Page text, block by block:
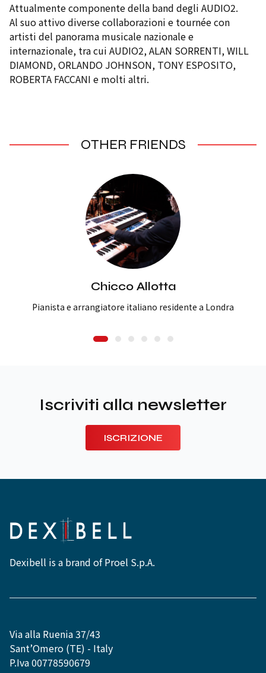
Attualmente componente della band degli AUDIO2.
Al suo attivo diverse collaborazioni e tournée con
artisti del panorama musicale nazionale e
internazionale, tra cui AUDIO2, ALAN SORRENTI, WILL
DIAMOND, ORLANDO JOHNSON, TONY ESPOSITO,
ROBERTA FACCANI e molti altri.
OTHER FRIENDS
Chicco Allotta
Pianista e arrangiatore italiano residente a Londra
Iscriviti alla newsletter
ISCRIZIONE
Dexibell is a brand of Proel S.p.A.
Via alla Ruenia 37/43
Sant’Omero (TE) - Italy
P.Iva 00778590679